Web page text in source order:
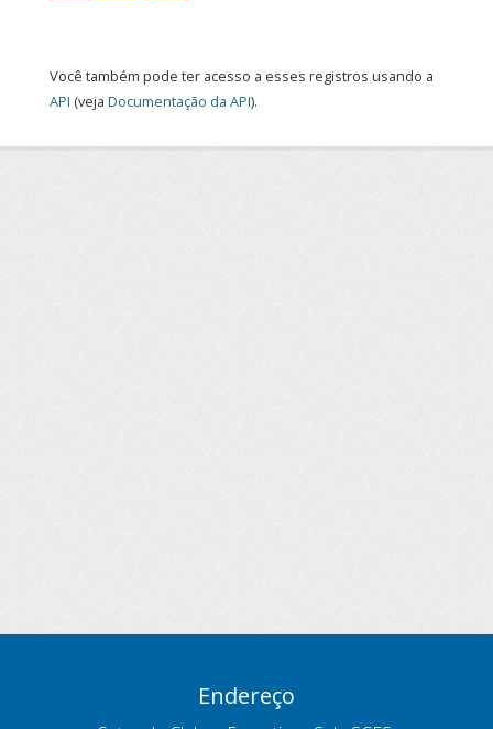
Você também pode ter acesso a esses registros usando a
API (veja Documentação da API).
Endereço